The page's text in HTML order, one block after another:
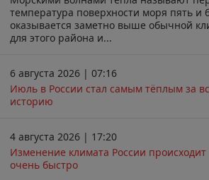
температура поверхности моря пять и
оказывается заметно выше обычной
для этого района и...
6 августа 2026 | 07:16
Июль в России стал самым тёплым за
историю
4 августа 2026 | 17:20
Изменение климата России происходит
очень быстро